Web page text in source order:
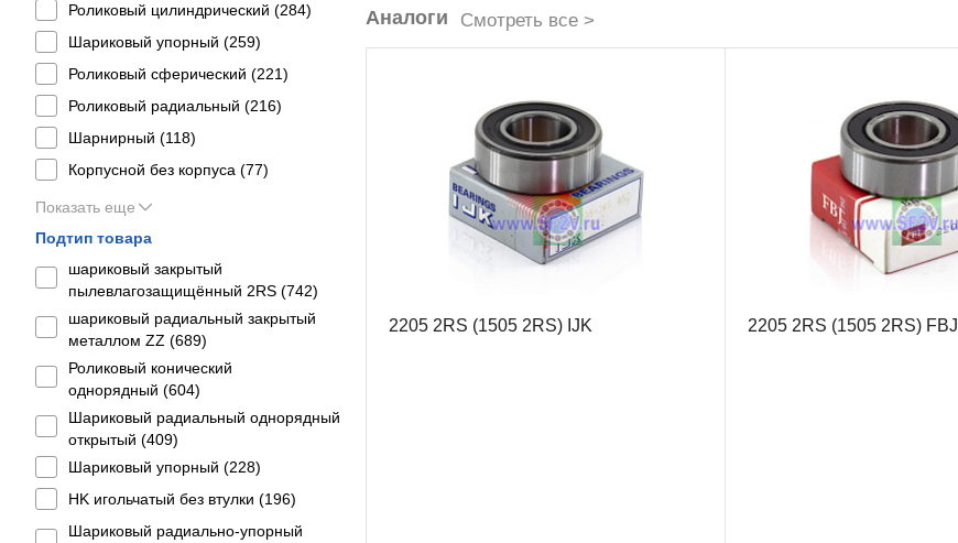
Роликовый цилиндрический (284)
Шариковый упорный (259)
Роликовый сферический (221)
Роликовый радиальный (216)
Шарнирный (118)
Корпусной без корпуса (77)
Показать еще
Подтип товара
шариковый закрытый
пылевлагозащищённый 2RS (742)
шариковый радиальный закрытый
металлом ZZ (689)
Роликовый конический
однорядный (604)
Шариковый радиальный однорядный
открытый (409)
Шариковый упорный (228)
HK игольчатый без втулки (196)
Шариковый радиально-упорный
Аналоги Смотреть все >
2205 2RS (1505 2RS) IJK 2205 2RS (1505 2RS) FBJ